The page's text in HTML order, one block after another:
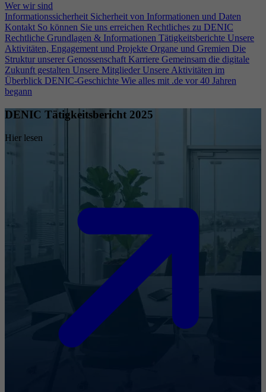
Wer wir sind
Informationssicherheit Sicherheit von Informationen und Daten
Kontakt So können Sie uns erreichen Rechtliches zu DENIC
Rechtliche Grundlagen & Informationen Tätigkeitsberichte Unsere
Aktivitäten, Engagement und Projekte Organe und Gremien Die
Struktur unserer Genossenschaft Karriere Gemeinsam die digitale
Zukunft gestalten Unsere Mitglieder Unsere Aktivitäten im
Überblick DENIC-Geschichte Wie alles mit .de vor 40 Jahren
begann
DENIC Tätigkeitsbericht 2025
Hier lesen